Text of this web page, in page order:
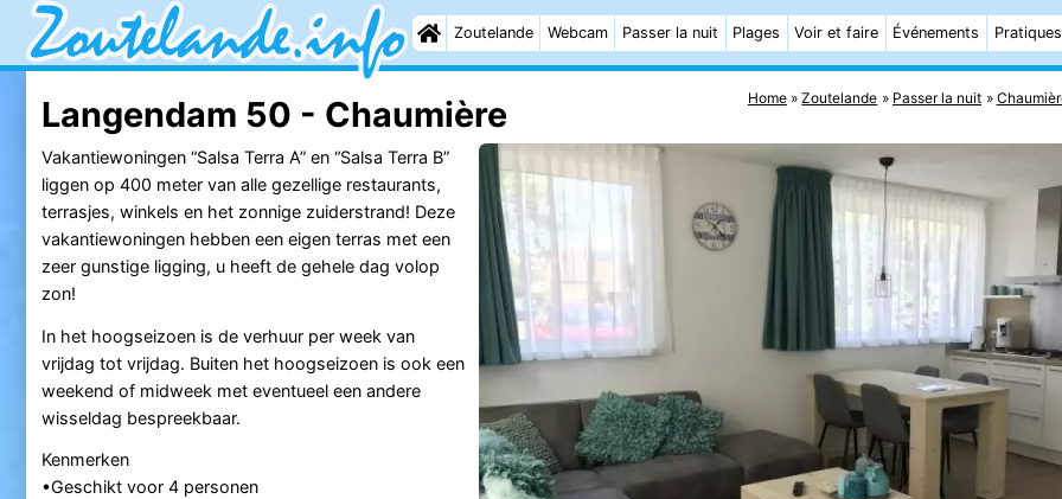
Zoutelande Webcam Passer la nuit Plages Voir et faire Événements Pratiques
Home Zoutelande Passer la nuit
Langendam 50 - Chaumière
Vakantiewoningen “Salsa Terra A” en “Salsa Terra B”
liggen op 400 meter van alle gezellige restaurants,
terrasjes, winkels en het zonnige zuiderstrand! Deze
vakantiewoningen hebben een eigen terras met een
zeer gunstige ligging, u heeft de gehele dag volop
zon!
In het hoogseizoen is de verhuur per week van
vrijdag tot vrijdag. Buiten het hoogseizoen is ook een
weekend of midweek met eventueel een andere
wisseldag bespreekbaar.
Kenmerken
•Geschikt voor 4 personen